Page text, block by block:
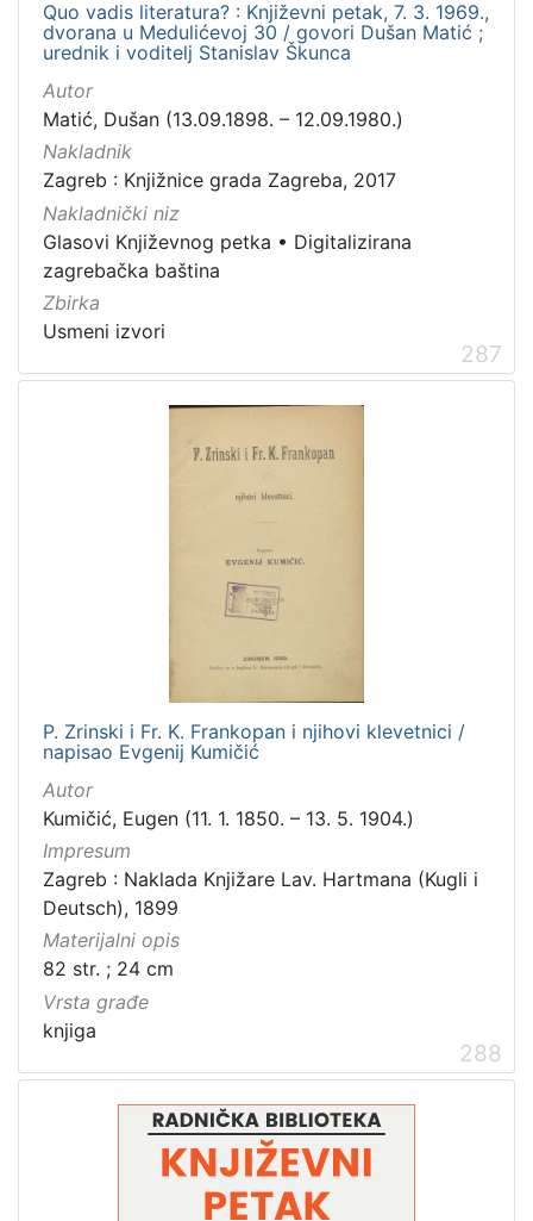
Quo vadis literatura? : Književni petak, 7. 3. 1969.,
dvorana u Medulićevoj 30 / govori Dušan Matić ;
urednik i voditelj Stanislav Škunca
Autor
Matić, Dušan (13.09.1898. – 12.09.1980.)
Nakladnik
Zagreb : Knjižnice grada Zagreba, 2017
Nakladnički niz
Glasovi Književnog petka • Digitalizirana
zagrebačka baština
Zbirka
Usmeni izvori
287
P. Zrinski i Fr. K. Frankopan i njihovi klevetnici /
napisao Evgenij Kumičić
Autor
Kumičić, Eugen (11. 1. 1850. – 13. 5. 1904.)
Impresum
Zagreb : Naklada Knjižare Lav. Hartmana (Kugli i
Deutsch), 1899
Materijalni opis
82 str. ; 24 cm
Vrsta građe
knjiga
288